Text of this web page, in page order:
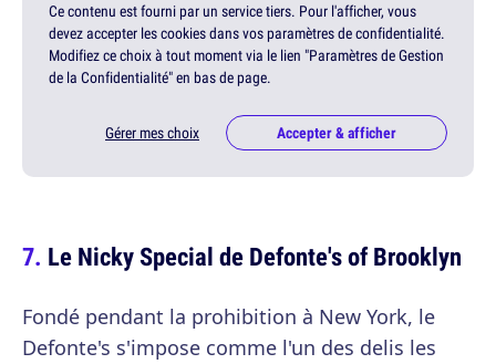
Ce contenu est fourni par un service tiers. Pour l'afficher, vous
devez accepter les cookies dans vos paramètres de confidentialité.
Modifiez ce choix à tout moment via le lien "Paramètres de Gestion
de la Confidentialité" en bas de page.
Gérer mes choix Accepter & afficher
Le Nicky Special de Defonte's of Brooklyn
Fondé pendant la prohibition à New York, le
Defonte's s'impose comme l'un des delis les